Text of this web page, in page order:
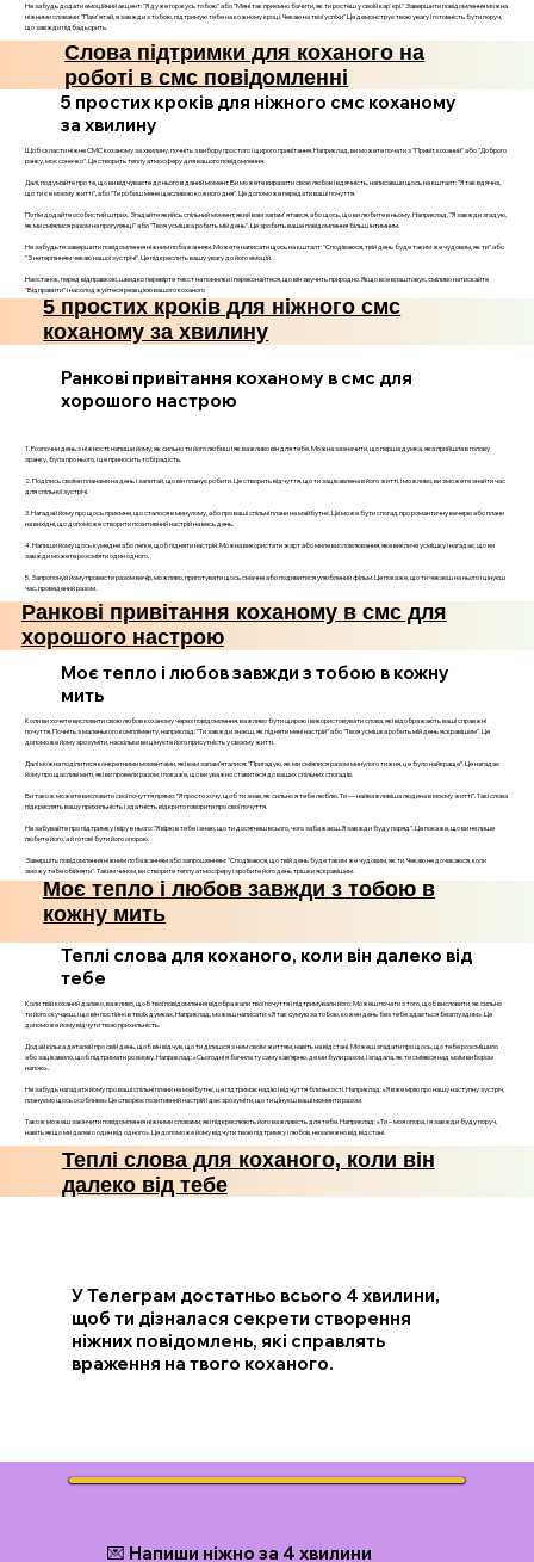
Не забудь додати емоційний акцент: "Я дуже горжусь тобою" або "Мені так приємно бачити, як ти ростеш у своїй кар'єрі." Завершити повідомлення можна
ніжними словами: "Пам'ятай, я завжди з тобою, підтримую тебе на кожному кроці. Чекаю на твої успіхи" Це демонструє твою увагу і готовність бути поруч,
що завжди підбадьорить.
Слова підтримки для коханого на
роботі в смс повідомленні
5 простих кроків для ніжного смс коханому
за хвилину
Щоб скласти ніжне СМС коханому за хвилину, почніть з вибору простого і щирого привітання. Наприклад, ви можете почати з "Привіт, коханий" або "Доброго
ранку, моє сонечко". Це створить теплу атмосферу для вашого повідомлення.
Далі, подумайте про те, що ви відчуваєте до нього в даний момент. Ви можете виразити свою любов і вдячність, написавши щось на кшталт: "Я так вдячна,
що ти є в моєму житті", або "Ти робиш мене щасливою кожного дня". Це допоможе передати ваші почуття.
Потім додайте особистий штрих. Згадайте якийсь спільний момент, який вам запам'ятався, або щось, що ви любите в ньому. Наприклад, "Я завжди згадую,
як ми сміялися разом на прогулянці" або "Твоя усмішка робить мій день". Це зробить ваше повідомлення більш інтимним.
Не забудьте завершити повідомлення ніжним побажанням. Можете написати щось на кшталт: "Сподіваюся, твій день буде таким же чудовим, як ти" або
"З нетерпінням чекаю нашої зустрічі". Це підкреслить вашу увагу до його емоцій.
Наостанок, перед відправкою, швидко перевірте текст на помилки і переконайтеся, що він звучить природно. Якщо все влаштовує, сміливо натискайте
"Відправити" і насолоджуйтеся реакцією вашого коханого
5 простих кроків для ніжного смс
коханому за хвилину
Ранкові привітання коханому в смс для
хорошого настрою
1. Розпочни день з ніжності: напиши йому, як сильно ти його любиш і як важливо він для тебе. Можна зазначити, що перша думка, яка прийшла в голову
зранку, була про нього, і це приносить тобі радість.
2. Поділись своїми планами на день і запитай, що він планує робити. Це створить відчуття, що ти зацікавлена в його житті, і можливо, ви зможете знайти час
для спільної зустрічі.
3. Нагадай йому про щось приємне, що сталося в минулому, або про ваші спільні плани на майбутнє. Це може бути спогад про романтичну вечерю або плани
на вихідні, що допоможе створити позитивний настрій на весь день.
4. Напиши йому щось кумедне або легке, щоб підняти настрій. Можна використати жарт або миле висловлювання, яке викличе усмішку і нагадає, що ви
завжди можете розсміяти один одного.
5. Запропонуй йому провести разом вечір, можливо, приготувати щось смачне або подивитися улюблений фільм. Це покаже, що ти чекаєш на нього і цінуєш
час, проведений разом.
Ранкові привітання коханому в смс для
хорошого настрою
Моє тепло і любов завжди з тобою в кожну
мить
Коли ви хочете висловити свою любов коханому через повідомлення, важливо бути щирою і використовувати слова, які відображають ваші справжні
почуття. Почніть з маленького компліменту, наприклад: "Ти завжди знаєш, як підняти мені настрій" або "Твоя усмішка робить мій день яскравішим". Це
допоможе йому зрозуміти, наскільки ви цінуєте його присутність у своєму житті.
Далі можна поділитися конкретними моментами, які вам запам’яталися: "Пригадую, як ми сміялися разом минулого тижня, це було найкраще". Це нагадає
йому про щасливі миті, які ви провели разом, і покаже, що ви уважно ставитеся до ваших спільних спогадів.
Ви також можете висловити свої почуття прямо: "Я просто хочу, щоб ти знав, як сильно я тебе люблю. Ти — найважливіша людина в моєму житті". Такі слова
підкреслять вашу прихильність і здатність відкрито говорити про свої почуття.
Не забувайте про підтримку і віру в нього: "Я вірю в тебе і знаю, що ти досягнеш всього, чого забажаєш. Я завжди буду поряд". Це покаже, що ви не лише
любите його, а й готові бути його опорою.
Завершіть повідомлення ніжним побажанням або запрошенням: "Сподіваюся, що твій день буде таким же чудовим, як ти. Чекаю не дочекаюся, коли
зможу тебе обійняти". Таким чином, ви створите теплу атмосферу і зробите його день трішки яскравішим.
Моє тепло і любов завжди з тобою в
кожну мить
Теплі слова для коханого, коли він далеко від
тебе
Коли твій коханий далеко, важливо, щоб твої повідомлення відображали твої почуття і підтримували його. Можеш почати з того, щоб висловити, як сильно
ти його скучаєш, і що він постійно в твоїх думках. Наприклад, можеш написати: «Я так сумую за тобою, кожен день без тебе здається безглуздим». Це
допоможе йому відчути твою прихильність.
Додай кілька деталей про свій день, щоб він відчув, що ти ділишся з ним своїм життям, навіть на відстані. Можеш згадати про щось, що тебе розсмішило
або зацікавило, щоб підтримати розмову. Наприклад: «Сьогодні я бачила ту саму кав’ярню, де ми були разом, і згадала, як ти сміявся над моїм вибором
напою».
Не забудь нагадати йому про ваші спільні плани на майбутнє, це підтримає надію і відчуття близькості. Наприклад: «Я вже мрію про нашу наступну зустріч,
плануємо щось особливе» Це створює позитивний настрій і дає зрозуміти, що ти цінуєш ваші моменти разом.
Також можеш закінчити повідомлення ніжними словами, які підкреслюють його важливість для тебе. Наприклад: «Ти – моя опора, і я завжди буду поруч,
навіть якщо ми далеко один від одного». Це допоможе йому відчути твою підтримку і любов, незалежно від відстані.
Теплі слова для коханого, коли він
далеко від тебе
У Телеграм достатньо всього 4 хвилини,
щоб ти дізналася секрети створення
ніжних повідомлень, які справлять
враження на твого коханого.
💌 Напиши ніжно за 4 хвилини